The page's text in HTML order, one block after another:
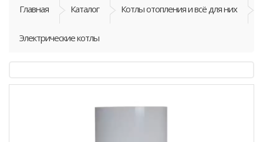
Главная Каталог Котлы отопления и всё для них
Электрические котлы